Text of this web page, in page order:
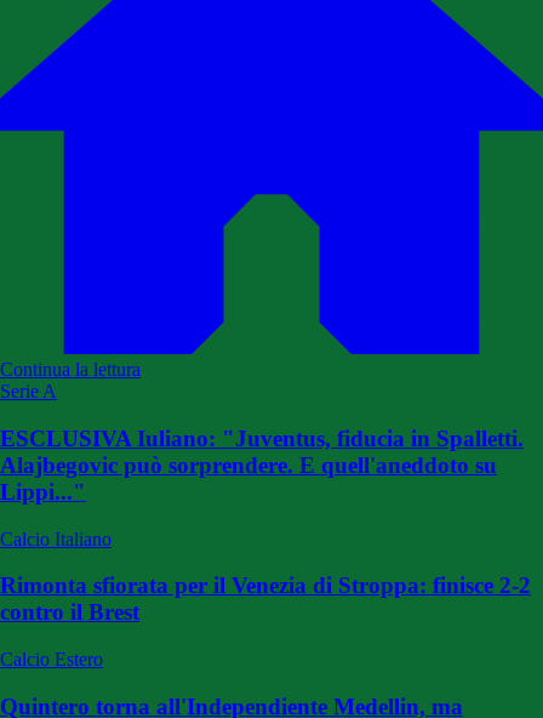
Continua la lettura
Serie A
ESCLUSIVA Iuliano: "Juventus, fiducia in Spalletti.
Alajbegovic può sorprendere. E quell'aneddoto su
Lippi..."
Calcio Italiano
Rimonta sfiorata per il Venezia di Stroppa: finisce 2-2
contro il Brest
Calcio Estero
Quintero torna all'Independiente Medellin, ma